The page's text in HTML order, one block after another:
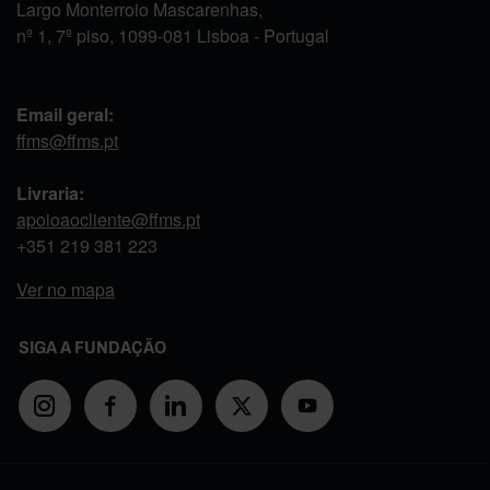
Largo Monterroio Mascarenhas,
nº 1, 7º piso, 1099-081 Lisboa - Portugal
Email geral:
ffms@ffms.pt
Livraria:
apoioaocliente@ffms.pt
+351 219 381 223
Ver no mapa
SIGA A FUNDAÇÃO